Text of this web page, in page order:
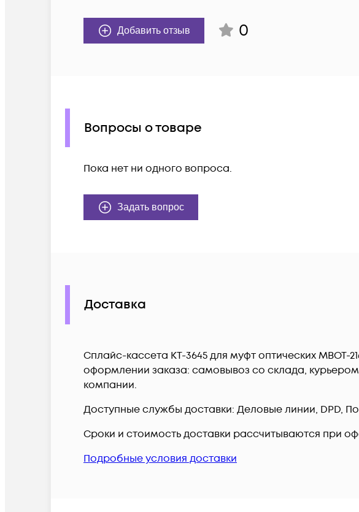
Добавить отзыв 0
Вопросы о товаре
Пока нет ни одного вопроса.
Задать вопрос
Доставка
Сплайс-кассета КТ-3645 для муфт оптических МВОТ-
оформлении заказа: самовывоз со склада,
компании.
Доступные службы доставки: Деловые линии, DPD,
Сроки и стоимость доставки рассчитываются при
Подробные условия доставки